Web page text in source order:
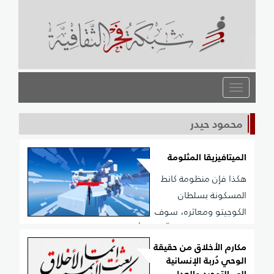
القائمة
محمود حيدر
الميتافيزيقا المثلومة
هكذا فإن منظومة كانط
المسكونة بسلطان
الكوجيتو ومعاثره، سوف
تستدرج إلى تناقض بيِّن في أركانها. وللبيان نتساءل: كيف
يمكن أن يستخدم كانط العقل كوسيلة ليبرهن أن هذا العقل
لا يستطيع أن يصل إلى المعرفة الفعلية بالأشياء كما هي
مكارم الأخلاق من حقيقة
الوحي دُربة الإنسانية